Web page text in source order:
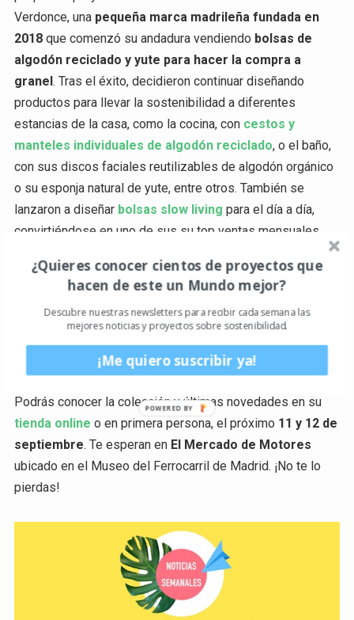
Verdonce, una pequeña marca madrileña fundada en
2018que comenzó su andadura vendiendo bolsas de
algodón reciclado y yute para hacer la compra a
granel. Tras el éxito, decidieron continuar diseñando
productos para llevar la sostenibilidad a diferentes
estancias de la casa, como la cocina, con cestos y
manteles individuales de algodón reciclado, o el baño,
con sus discos faciales reutilizables de algodón orgánico
o su esponja natural de yute, entre otros. También se
lanzaron a diseñar bolsas slow living para el día a día,
convirtiéndose en uno de sus su top ventas mensuales.
En 2019 consiguieron uno de sus mayores logros, el
certificado oficial mundialPETA Approved Vegan
acredita que todos sus productos han sido
ha realizado experimentación ni maltrato animal.
Podrás conocer la colección y últimas novedades en su
tienda online o en primera persona, el próximo 11 y 12 de
septiembre. Te esperan en El Mercado de Motores
ubicado en el Museo del Ferrocarril de Madrid. ¡No te lo
pierdas!
¿Quieres conocer cientos de proyectos que
hacen de este un Mundo mejor?
Descubre nuestras newsletters para recibir cada semana las
mejores noticias y proyectos sobre sostenibilidad.
¡Me quiero suscribir ya!